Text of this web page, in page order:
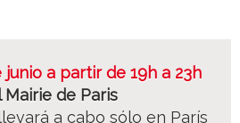
a partir de 19h a 23h
Mairie de Paris
a cabo sólo en París